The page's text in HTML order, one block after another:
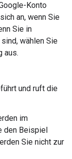
Konto
an, wenn Sie
Sie in
wählen Sie
aus.
und ruft die
im
den Beispiel
Sie nicht zur